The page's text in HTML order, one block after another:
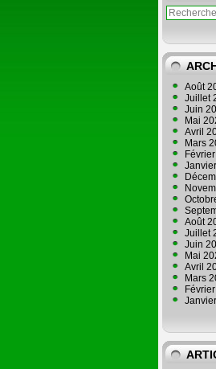
Août
Juillet
Juin
Mai
Avril
Mars
Août
Juillet
Juin
Mai
Avril
Mars